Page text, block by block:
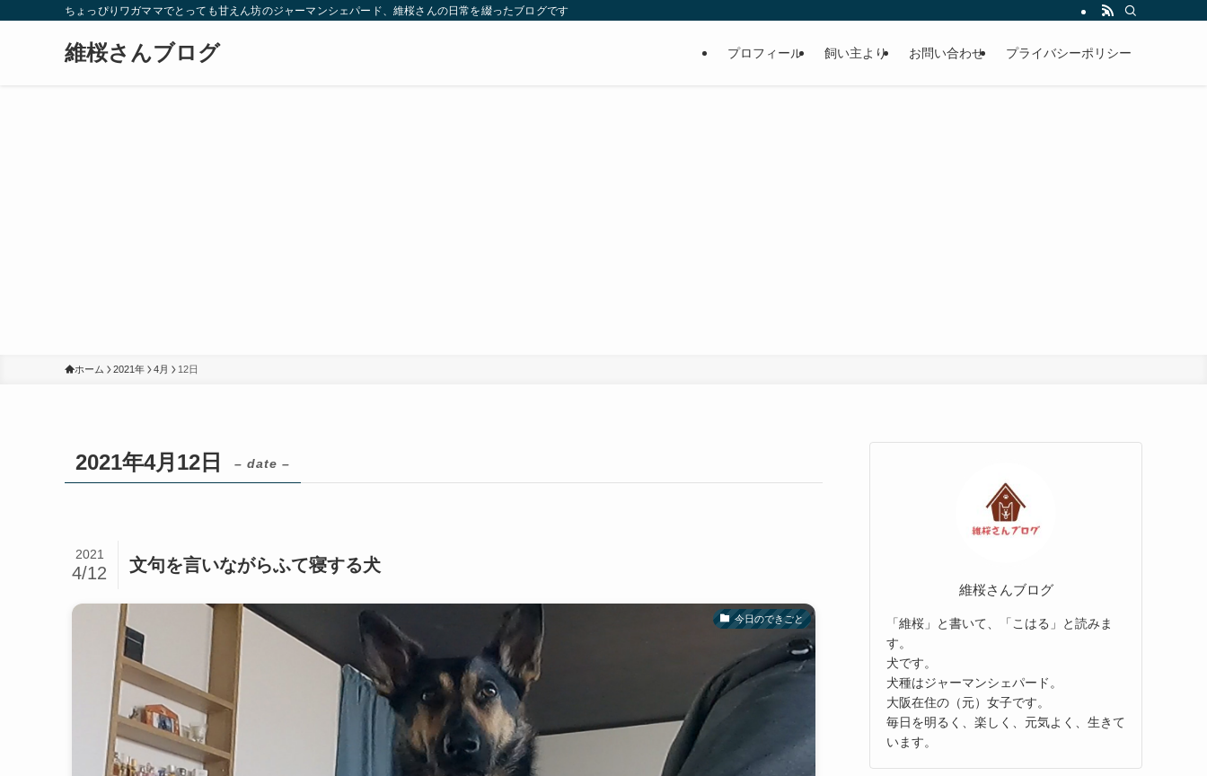
ちょっぴりワガママでとっても甘えん坊のジャーマンシェパード、維桜さんの日常を綴ったブログです
維桜さんブログ プロフィール 飼い主より お問い合わせ プライバシーポリシー
ホーム 2021年 4月 12日
2021年4月12日 – date –
文句を言いながらふて寝する犬
2021
4/12
今日のできごと
維桜さんブログ
「維桜」と書いて、「こはる」と読みま
す。
犬です。
犬種はジャーマンシェパード。
大阪在住の（元）女子です。
毎日を明るく、楽しく、元気よく、生きて
います。